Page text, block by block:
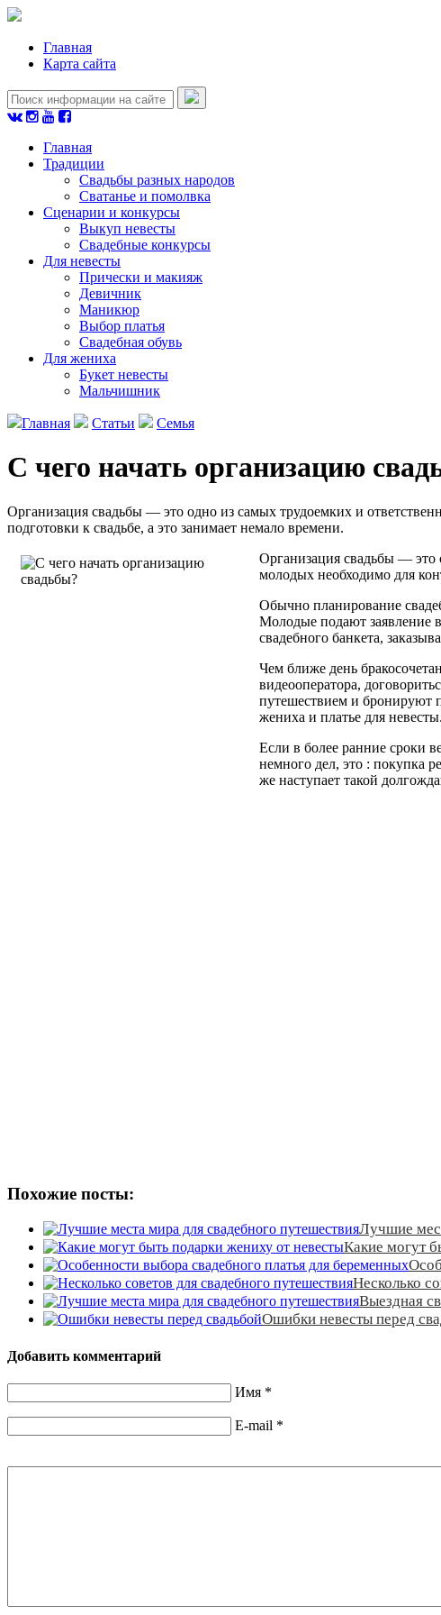
Главная
Карта сайта
Главная
Традиции
Свадьбы разных народов
Сватанье и помолвка
Сценарии и конкурсы
Выкуп невесты
Свадебные конкурсы
Для невесты
Прически и макияж
Девичник
Маникюр
Выбор платья
Свадебная обувь
Для жениха
Букет невесты
Мальчишник
Главная Статьи Семья
С чего начать организацию
Организация свадьбы — это одно из самых трудоемких и
подготовки к свадьбе, а это занимает немало времени.
Организация свадьбы — это
молодых необходимо для
Обычно планирование
Молодые подают заявление
свадебного банкета,
Чем ближе день
видеооператора,
путешествием и бронируют
жениха и платье для
Если в более ранние сроки
немного дел, это : покупка
же наступает такой
Похожие посты:
Лучшие
Какие могут
Несколько
Выездная
Ошибки невесты перед
Добавить комментарий
Имя *
E-mail *